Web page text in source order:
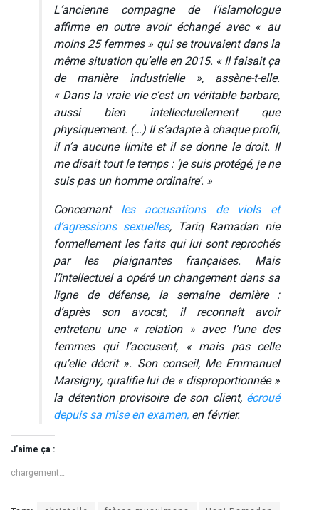
L’ancienne compagne de l’islamologue
affirme en outre avoir échangé avec « au
moins 25 femmes » qui se trouvaient dans la
même situation qu’elle en 2015. « Il faisait ça
de manière industrielle », assène-t-elle.
« Dans la vraie vie c’est un véritable barbare,
aussi bien intellectuellement que
physiquement. (…) Il s’adapte à chaque profil,
il n’a aucune limite et il se donne le droit. Il
me disait tout le temps : ‘je suis protégé, je ne
suis pas un homme ordinaire’. »
Concernant les accusations de viols et
d’agressions sexuelles, Tariq Ramadan nie
formellement les faits qui lui sont reprochés
par les plaignantes françaises. Mais
l’intellectuel a opéré un changement dans sa
ligne de défense, la semaine dernière :
d’après son avocat, il reconnaît avoir
entretenu une « relation » avec l’une des
femmes qui l’accusent, « mais pas celle
qu’elle décrit ». Son conseil, Me Emmanuel
Marsigny, qualifie lui de « disproportionnée »
la détention provisoire de son client,écroué
depuis sa mise en examen, en février.
J’aime ça :
chargement…